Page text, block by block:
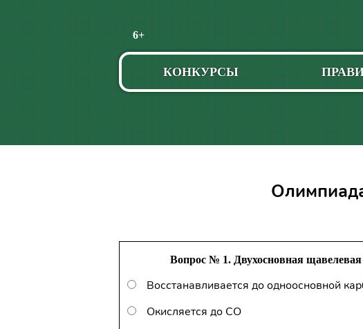
6+
Пропустить
навигацию
КОНКУРСЫ
Вопрос № 1. Двухосновная
Восстанавливается до одноосновной
Окисляется до CO